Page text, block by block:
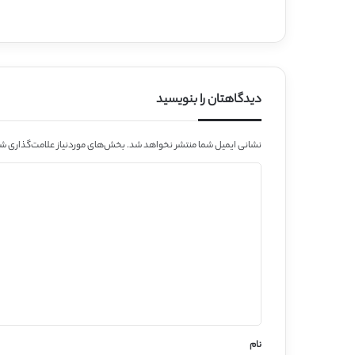
دیدگاهتان را بنویسید
نشانی ایمیل شما منتشر نخواهد شد.بخش‌های موردنیاز علامت‌گذاری
نام